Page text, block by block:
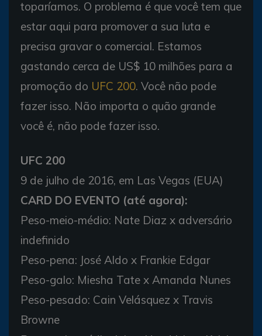
toparíamos. O problema é que você tem que
estar aqui para promover a sua luta e
precisa gravar o comercial. Estamos
gastando cerca de US$ 10 milhões para a
promoção do UFC 200. Você não pode
fazer isso. Não importa o quão grande
você é, não pode fazer isso.
UFC 200
9 de julho de 2016, em Las Vegas (EUA)
CARD DO EVENTO (até agora):
Peso-meio-médio: Nate Diaz x adversário
indefinido
Peso-pena: José Aldo x Frankie Edgar
Peso-galo: Miesha Tate x Amanda Nunes
Peso-pesado: Cain Velásquez x Travis
Browne